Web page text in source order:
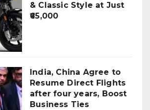
& Classic Style at Just
₹65,000
India, China Agree to
Resume Direct Flights
after four years, Boost
Business Ties